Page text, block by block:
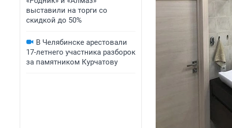
выставили на торги со
скидкой до 50%
В Челябинске арестовали
17-летнего участника разборок
за памятником Курчатову